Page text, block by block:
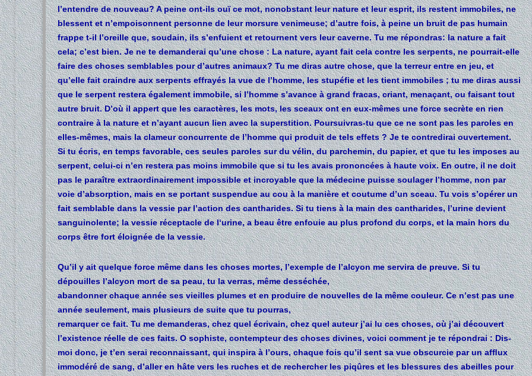
l’entendre de nouveau? A peine ont-ils ouï ce mot, nonobstant leur nature et leur esprit, ils restent immobiles, ne
blessent et n’empoisonnent personne de leur morsure venimeuse; d’autre fois, à peine un bruit de pas humain
frappe t-il l’oreille que, soudain, ils s’enfuient et retournent vers leur caverne. Tu me répondras: la nature a fait
cela; c’est bien. Je ne te demanderai qu’une chose : La nature, ayant fait cela contre les serpents, ne pourrait-elle
faire des choses semblables pour d’autres animaux? Tu me diras autre chose, que la terreur entre en jeu, et
qu’elle fait craindre aux serpents effrayés la vue de l’homme, les stupéfie et les tient immobiles ; tu me diras aussi
que le serpent restera également immobile, si l’homme s’avance à grand fracas, criant, menaçant, ou faisant tout
autre bruit. D’où il appert que les caractères, les mots, les sceaux ont en eux-mêmes une force secrète en rien
contraire à la nature et n’ayant aucun lien avec la superstition. Poursuivras-tu que ce ne sont pas les paroles en
elles-mêmes, mais la clameur concurrente de l’homme qui produit de tels effets ? Je te contredirai ouvertement.
Si tu écris, en temps favorable, ces seules paroles sur du vélin, du parchemin, du papier, et que tu les imposes au
serpent, celui-ci n’en restera pas moins immobile que si tu les avais prononcées à haute voix. En outre, il ne doit
pas le paraître extraordinairement impossible et incroyable que la médecine puisse soulager l’homme, non par
voie d’absorption, mais en se portant suspendue au cou à la manière et coutume d’un sceau. Tu vois s’opérer un
fait semblable dans la vessie par l’action des cantharides. Si tu tiens à la main des cantharides, l’urine devient
sanguinolente; la vessie réceptacle de l‘urine, a beau être enfouie au plus profond du corps, et la main hors du
corps être fort éloignée de la vessie.
Qu’il y ait quelque force même dans les choses mortes, l’exemple de l’alcyon me servira de preuve. Si tu
dépouilles l’alcyon mort de sa peau, tu la verras, même desséchée,
abandonner chaque année ses vieilles plumes et en produire de nouvelles de la même couleur. Ce n’est pas une
année seulement, mais plusieurs de suite que tu pourras,
remarquer ce fait. Tu me demanderas, chez quel écrivain, chez quel auteur j’ai lu ces choses, où j’ai découvert
l’existence réelle de ces faits. O sophiste, contempteur des choses divines, voici comment je te répondrai : Dis-
moi donc, je t’en serai reconnaissant, qui inspira à l’ours, chaque fois qu’il sent sa vue obscurcie par un afﬂux
immodéré de sang, d’aller en hâte vers les ruches et de rechercher les piqûres et les blessures des abeilles pour